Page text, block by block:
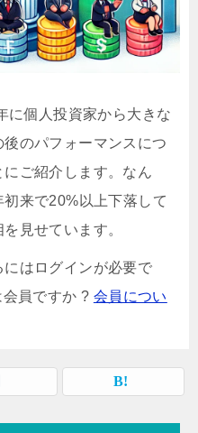
に個人投資家から大きな
のパフォーマンスにつ
ご紹介します。なん
来で20%以上下落して
見せています。
はログインが必要で
員ですか ? 会員につい